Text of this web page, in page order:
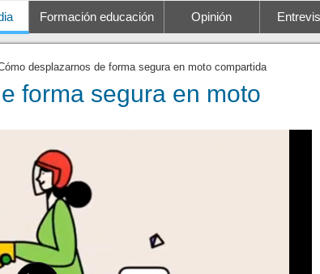
Formación educación Opinión
desplazarnos de forma segura en moto compartida
forma segura en moto